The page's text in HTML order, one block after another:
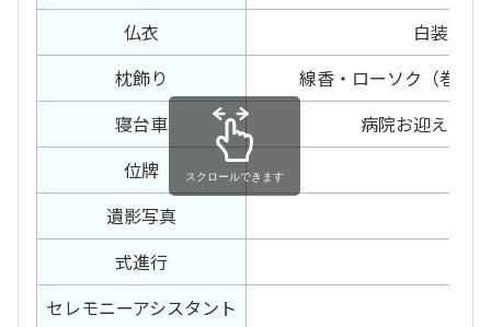
仏衣
白装束（
枕飾り
線香・ローソク（巻線
寝台車
病院お迎え～預
位牌
遺影写真
式進行
セレモニーアシスタント
スクロールできます